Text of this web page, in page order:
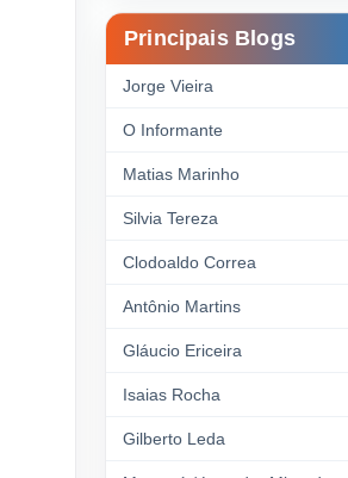
Principais Blogs
Jorge Vieira
O Informante
Matias Marinho
Silvia Tereza
Clodoaldo Correa
Antônio Martins
Gláucio Ericeira
Isaias Rocha
Gilberto Leda